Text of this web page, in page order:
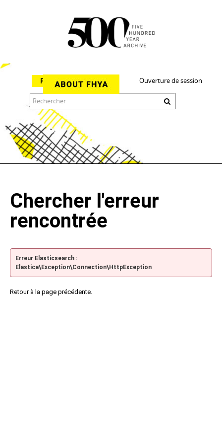
Ouverture de session
Parcourir
Chercher l'erreur
rencontrée
Erreur Elasticsearch :
Elastica\Exception\Connection\HttpException
Retour à la page précédente.